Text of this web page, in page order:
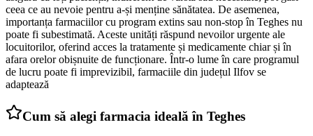
ceea ce au nevoie pentru a-și menține sănătatea. De asemenea,
importanța farmaciilor cu program extins sau non-stop în Teghes nu
poate fi subestimată. Aceste unități răspund nevoilor urgente ale
locuitorilor, oferind acces la tratamente și medicamente chiar și în
afara orelor obișnuite de funcționare. Într-o lume în care programul
de lucru poate fi imprevizibil, farmaciile din județul Ilfov se
adaptează
Cum să alegi farmacia ideală în Teghes